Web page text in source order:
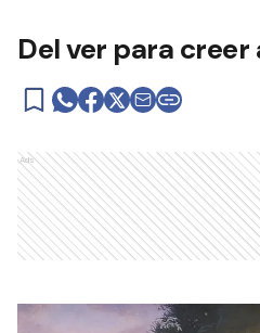
Del ver para
Ads